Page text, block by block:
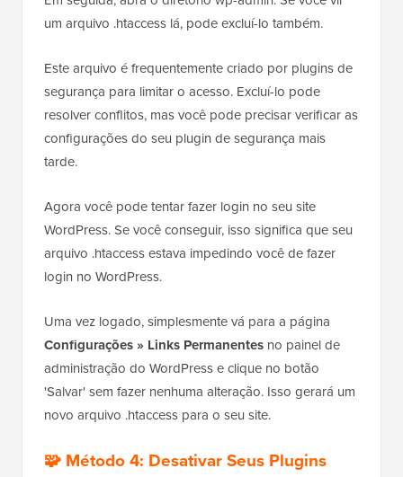
um arquivo .htaccess lá, pode excluí-lo também.
Este arquivo é frequentemente criado por plugins de
segurança para limitar o acesso. Excluí-lo pode
resolver conflitos, mas você pode precisar verificar as
configurações do seu plugin de segurança mais
tarde.
Agora você pode tentar fazer login no seu site
WordPress. Se você conseguir, isso significa que seu
arquivo .htaccess estava impedindo você de fazer
login no WordPress.
Uma vez logado, simplesmente vá para a página
Configurações » Links Permanentes no painel de
administração do WordPress e clique no botão
'Salvar' sem fazer nenhuma alteração. Isso gerará um
novo arquivo .htaccess para o seu site.
🧩 Método 4: Desativar Seus Plugins